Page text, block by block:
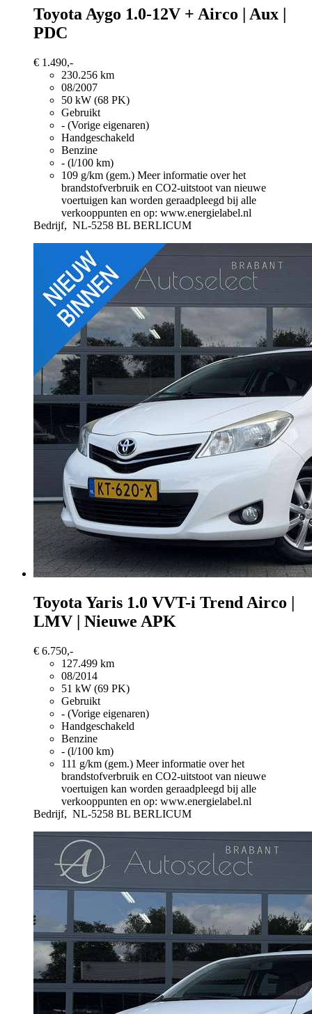
Toyota Aygo 1.0-12V + Airco | Aux |
PDC
€ 1.490,-
230.256 km
08/2007
50 kW (68 PK)
Gebruikt
- (Vorige eigenaren)
Handgeschakeld
Benzine
- (l/100 km)
109 g/km (gem.) Meer informatie over het
brandstofverbruik en CO2-uitstoot van nieuwe
voertuigen kan worden geraadpleegd bij alle
verkooppunten en op: www.energielabel.nl
Bedrijf, NL-5258 BL BERLICUM
Toyota Yaris 1.0 VVT-i Trend Airco |
LMV | Nieuwe APK
€ 6.750,-
127.499 km
08/2014
51 kW (69 PK)
Gebruikt
- (Vorige eigenaren)
Handgeschakeld
Benzine
- (l/100 km)
111 g/km (gem.) Meer informatie over het
brandstofverbruik en CO2-uitstoot van nieuwe
voertuigen kan worden geraadpleegd bij alle
verkooppunten en op: www.energielabel.nl
Bedrijf, NL-5258 BL BERLICUM